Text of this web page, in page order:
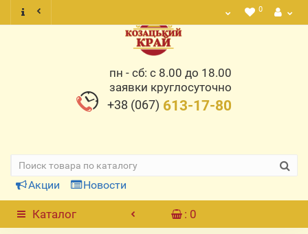
0
пн - сб: с 8.00 до 18.00
заявки круглосуточно
+38 (067) 613-17-80
Акции Новости
Каталог : 0